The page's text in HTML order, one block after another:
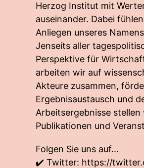
Herzog Institut mit
auseinander. Dabei
Anliegen unseres
Jenseits aller
Perspektive für
arbeiten wir auf
Akteure zusammen,
Ergebnisaustausch und
Arbeitsergebnisse
Publikationen und
Folgen Sie uns auf...
✔️ Twitter: https://